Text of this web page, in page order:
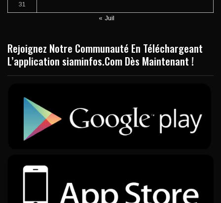
31
« Juil
Rejoignez Notre Communauté En Téléchargeant
L’application siaminfos.Com Dès Maintenant !